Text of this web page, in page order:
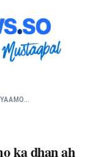
ka dhan ah